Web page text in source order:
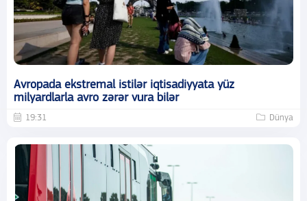
Avropada ekstremal istilər iqtisadiyyata yüz
milyardlarla avro zərər vura bilər
19:31 Dünya